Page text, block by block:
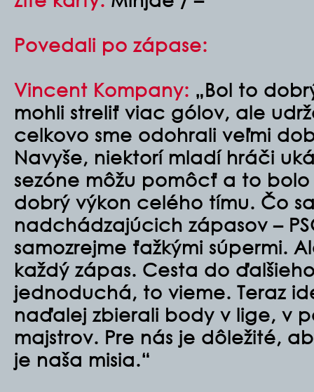
Povedali po zápase:
Vincent Kompany: „Bol to
mohli streliť viac gólov, ale
celkovo sme odohrali veľmi
Navyše, niektorí mladí hráči
sezóne môžu pomôcť a to
dobrý výkon celého tímu. Čo
nadchádzajúcich zápasov –
samozrejme ťažkými súpermi.
každý zápas. Cesta do
jednoduchá, to vieme. Teraz
naďalej zbierali body v lige, v
majstrov. Pre nás je dôležité,
je naša misia.“